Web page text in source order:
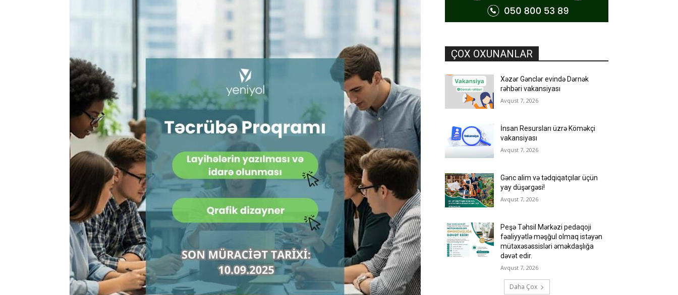
ÇOX OXUNANLAR
Xəzər Gənclər evində Dərnək
rəhbəri vakansiyası
Avqust 7, 2026
İnsan Resursları üzrə Köməkçi
vakansiyası
Avqust 7, 2026
Gənc alim və tədqiqatçılar üçün
yay düşərgəsi!
Avqust 7, 2026
Peşə Təhsil Mərkəzi pedaqoji
fəaliyyətlə məşğul olmaq istəyən
mütəxəsəssisləri əməkdaşlığa
dəvət edir.
Avqust 7, 2026
Daha Çox